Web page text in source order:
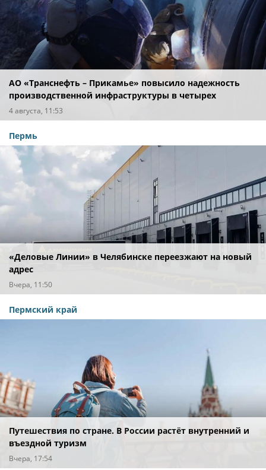
АО «Транснефть – Прикамье» повысило надежность
производственной инфраструктуры в четырех
регионах
4 августа, 11:53
Пермь
«Деловые Линии» в Челябинске переезжают на новый
адрес
Вчера, 11:50
Пермский край
Путешествия по стране. В России растёт внутренний и
въездной туризм
Вчера, 17:54